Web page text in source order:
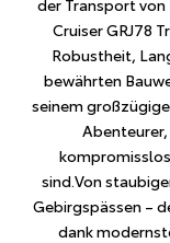
Cruiser GRJ78
Robustheit,
bewährten
seinem
sind.Von
Gebirgspässen –
dank